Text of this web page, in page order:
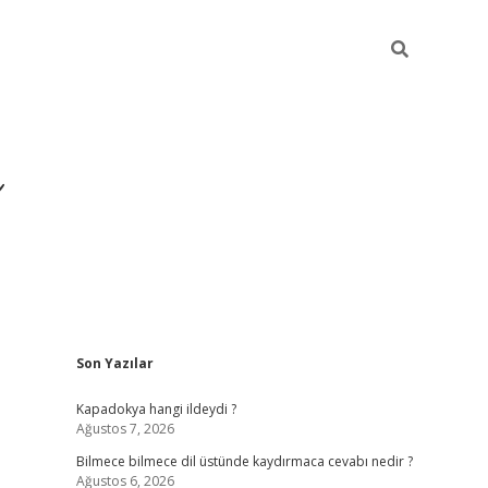
Sidebar
Son Yazılar
Kapadokya hangi ildeydi ?
Ağustos 7, 2026
Bilmece bilmece dil üstünde kaydırmaca cevabı nedir ?
Ağustos 6, 2026